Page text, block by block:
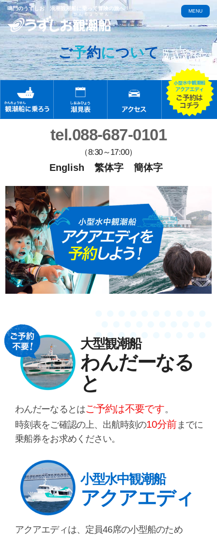
鳴門のうずしお 渦潮観潮船に乗って冒険の旅へ！
tel.088-687-0101
（8:30～17:00）
English 繁体字 簡体字
MENU
ご予約について
大型観潮船
わんだーなる
と
わんだーなるとはご予約は不要です。
時刻表をご確認の上、出航時刻の10分前 までに
乗船券をお求めください。
小型水中観潮船
アクアエディ
アクアエディは、定員46席の小型船のため